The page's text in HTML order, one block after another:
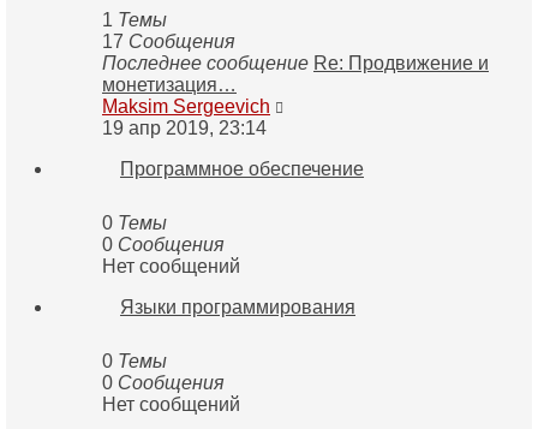
1 Темы
17 Сообщения
Последнее сообщение Re: Продвижение и
монетизация…
Maksim Sergeevich
сообщению
19 апр 2019, 23:14
Программное обеспечение
0 Темы
0 Сообщения
Нет сообщений
Языки программирования
0 Темы
0 Сообщения
Нет сообщений